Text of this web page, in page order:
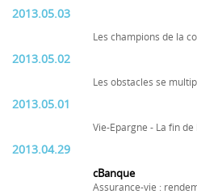
2013.05.03
Les champions de la
2013.05.02
Les obstacles se
2013.05.01
Vie-Epargne - La fin
2013.04.29
cBanque
Assurance-vie :